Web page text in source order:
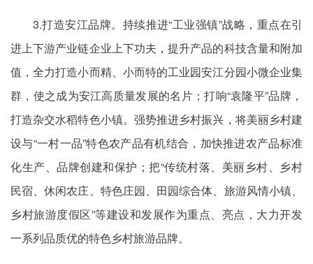
3.打造安江品牌。持续推进“工业强镇”战略，重点在引
进上下游产业链企业上下功夫，提升产品的科技含量和附加
值，全力打造小而精、小而特的工业园安江分园小微企业集
群，使之成为安江高质量发展的名片；打响“袁隆平”品牌，
打造杂交水稻特色小镇。强势推进乡村振兴，将美丽乡村建
设与“一村一品”特色农产品有机结合，加快推进农产品标准
化生产、品牌创建和保护；把“传统村落、美丽乡村、乡村
民宿、休闲农庄、特色庄园、田园综合体、旅游风情小镇、
乡村旅游度假区”等建设和发展作为重点、亮点，大力开发
一系列品质优的特色乡村旅游品牌。